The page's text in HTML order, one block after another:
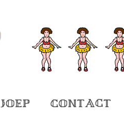
Joep Contact